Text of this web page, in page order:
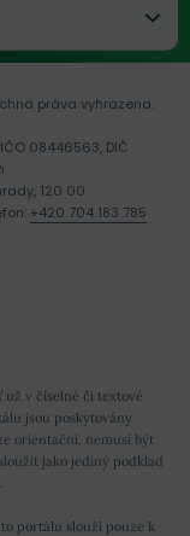
už v číselné či textové
jsou poskytovány
orientační, nemusí být
jako jediný podklad
portálu slouží pouze k
práva vyhrazena.
08446563, DIČ
120 00
+420 704 183 785